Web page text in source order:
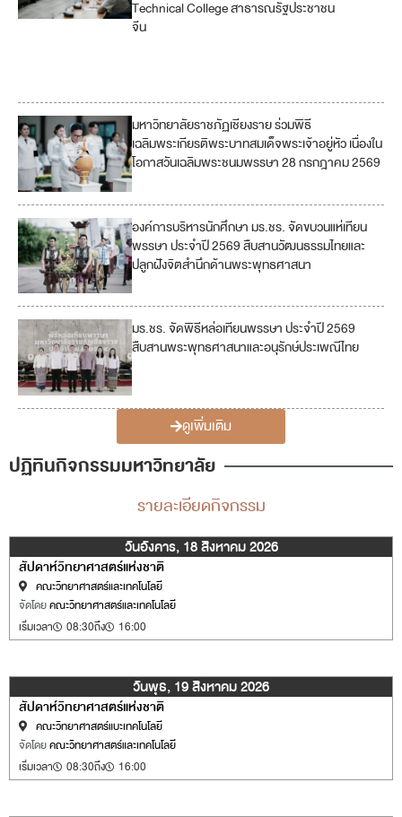
Technical College สาธารณรัฐประชาชน
จีน
มหาวิทยาลัยราชภัฏเชียงราย ร่วมพิธี
เฉลิมพระเกียรติพระบาทสมเด็จพระเจ้าอยู่หัว เนื่องใน
โอกาสวันเฉลิมพระชนมพรรษา 28 กรกฎาคม 2569
องค์การบริหารนักศึกษา มร.ชร. จัดขบวนแห่เทียน
พรรษา ประจำปี 2569 สืบสานวัฒนธรรมไทยและ
ปลูกฝังจิตสำนึกด้านพระพุทธศาสนา
มร.ชร. จัดพิธีหล่อเทียนพรรษา ประจำปี 2569
สืบสานพระพุทธศาสนาและอนุรักษ์ประเพณีไทย
ดูเพิ่มเติม
ปฏิทินกิจกรรมมหาวิทยาลัย
รายละเอียดกิจกรรม
วันอังคาร, 18 สิงหาคม 2026
สัปดาห์วิทยาศาสตร์แห่งชาติ
คณะวิทยาศาสตร์และเทคโนโลยี
จัดโดยคณะวิทยาศาสตร์และเทคโนโลยี
เริ่มเวลา
08:30ถึง 16:00
วันพุธ, 19 สิงหาคม 2026
สัปดาห์วิทยาศาสตร์แห่งชาติ
คณะวิทยาศาสตร์แบะเทคโนโลยี
จัดโดยคณะวิทยาศาสตร์และเทคโนโลยี
เริ่มเวลา
08:30ถึง 16:00